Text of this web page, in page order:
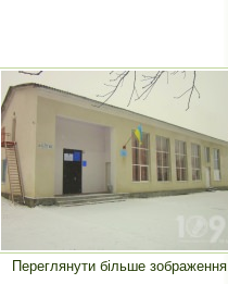
Переглянути більше зображення